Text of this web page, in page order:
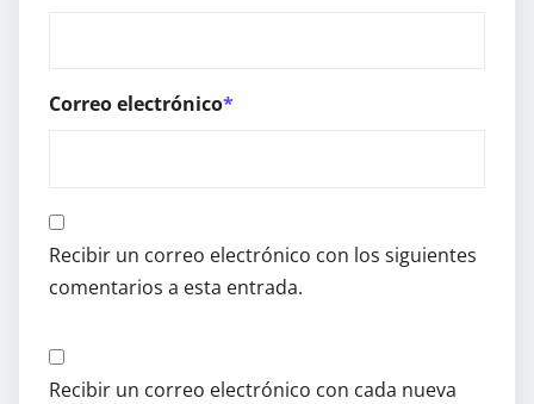
Correo electrónico*
Recibir un correo electrónico con los siguientes
comentarios a esta entrada.
Recibir un correo electrónico con cada nueva